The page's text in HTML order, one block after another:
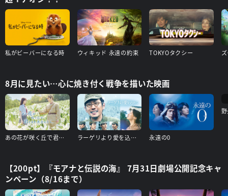
私がビーバーになる時 ウィキッド 永遠の約束 TOKYOタクシー
8月に見たい…心に焼き付く戦争を描いた映画
あの花が咲く丘で君とまた出会えたら ラーゲリより愛を込めて 永遠の0
【200pt】『モアナと伝説の海』 7月31日劇場公開記念キャ
ンペーン（8/16まで）